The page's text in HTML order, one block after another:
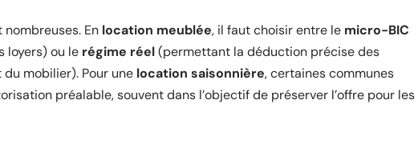
En location meublée, il faut choisir entre le micro-BIC
loyers) ou le régime réel(permettant la déduction précise des
mobilier). Pour une location saisonnière, certaines communes
préalable, souvent dans l’objectif de préserver l’offre pour les